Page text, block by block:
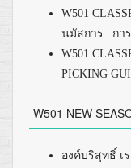
W501
นมัสการ | กา
W501
PICKING
W501 NEW
องค์บริสุทธิ์ เ